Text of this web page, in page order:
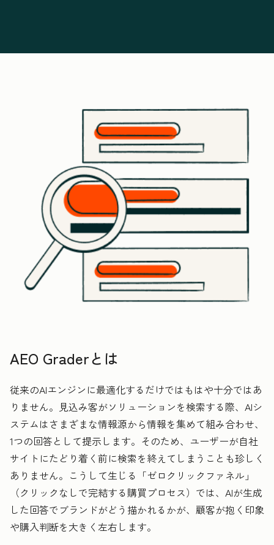
AEO Graderとは
従来のAIエンジンに最適化するだけではもはや十分ではあ
りません。見込み客がソリューションを検索する際、AIシ
ステムはさまざまな情報源から情報を集めて組み合わせ、
1つの回答として提示します。そのため、ユーザーが自社
サイトにたどり着く前に検索を終えてしまうことも珍しく
ありません。こうして生じる「ゼロクリックファネル」
（クリックなしで完結する購買プロセス）では、AIが生成
した回答でブランドがどう描かれるかが、顧客が抱く印象
や購入判断を大きく左右します。